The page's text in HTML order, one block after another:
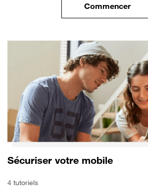
Commencer
le tuto
Sécuriser votre mobile
4 tutoriels